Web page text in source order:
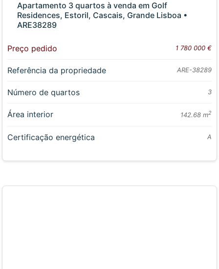
Apartamento 3 quartos à venda em Golf
Residences, Estoril, Cascais, Grande Lisboa •
ARE38289
Preço pedido 1 780 000 €
Referência da propriedade ARE-38289
Número de quartos 3
Área interior 142.68 m2
Certificação energética A